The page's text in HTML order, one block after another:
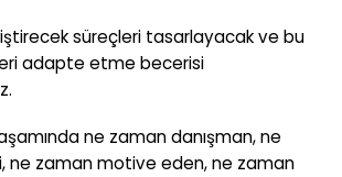
süreçleri tasarlayacak ve bu
adapte etme becerisi
ne zaman danışman, ne
ne zaman motive eden, ne zaman